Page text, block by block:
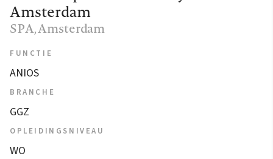
Amsterdam
SPA, Amsterdam
FUNCTIE
ANIOS
BRANCHE
GGZ
OPLEIDINGSNIVEAU
WO